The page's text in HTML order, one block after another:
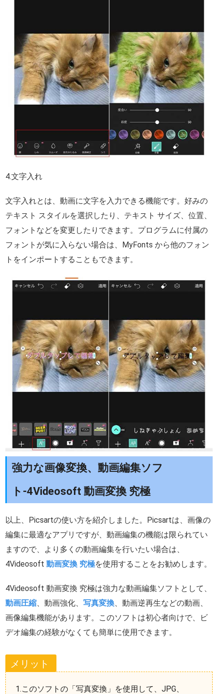
4.文字入れ
文字入れとは、動画に文字を入力できる機能です。好みの
テキスト スタイルを選択したり、テキスト サイズ、位置、
フォントなどを変更したりできます。プログラムに付属の
フォントが気に入らない場合は、MyFonts から他のフォン
トをインポートすることもできます。
強力な画像変換、動画編集ソフ
ト-4Videosoft 動画変換 究極
以上、Picsartの使い方を紹介しました。Picsartは、画像の
編集に最適なアプリですが、動画編集の機能は限られてい
ますので、より多くの動画編集を行いたい場合は、
4Videosoft動画変換 究極を使用することをお勧めします。
4Videosoft 動画変換 究極は強力な動画編集ソフトとして、
動画圧縮、動画強化、写真変換、動画逆再生などの動画、
画像編集機能があります。このソフトは初心者向けで、ビ
デオ編集の経験がなくても簡単に使用できます。
メリット
1.このソフトの「写真変換」を使用して、JPG、